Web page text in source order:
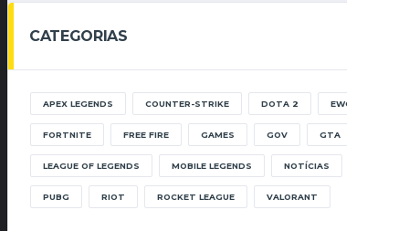
CATEGORIAS
APEX LEGENDS COUNTER-STRIKE DOTA 2 EWC
FORTNITE FREE FIRE GAMES GOV GTA
LEAGUE OF LEGENDS MOBILE LEGENDS NOTÍCIAS
PUBG RIOT ROCKET LEAGUE VALORANT